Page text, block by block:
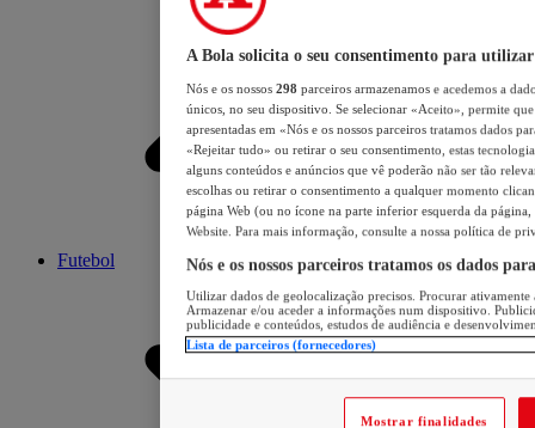
Futebol
A Bola solicita o seu consentimento para utilizar
Nós e os nossos 298 parceiros armazenamos e acedemos a
únicos, no seu dispositivo. Se selecionar «Aceito», permite
apresentadas em «Nós e os nossos parceiros tratamos dados
«Rejeitar tudo» ou retirar o seu consentimento, estas
alguns conteúdos e anúncios que vê poderão não ser tão
escolhas ou retirar o consentimento a qualquer momento
página Web (ou no ícone na parte inferior esquerda da página,
Website. Para mais informação, consulte a nossa política de
Nós e os nossos parceiros tratamos os dados
Utilizar dados de geolocalização precisos. Procurar
Armazenar e/ou aceder a informações num dispositivo.
publicidade e conteúdos, estudos de audiência e
Lista de parceiros (fornecedores)
Mostrar finalidades